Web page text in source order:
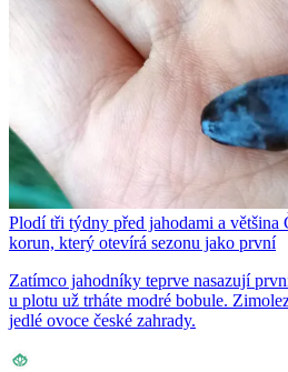
Plodí tři týdny před jahodami a většina
korun, který otevírá sezonu jako první
Zatímco jahodníky teprve nasazují
u plotu už trháte modré bobule.
jedlé ovoce české zahrady.